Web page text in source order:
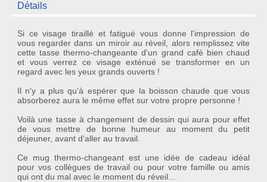
Détails
Si ce visage tiraillé et fatigué vous donne l'impression de
vous regarder dans un miroir au réveil, alors remplissez vite
cettetasse thermo-changeante d'un grand café bien chaud
et vous verrez ce visage exténué se transformer en un
regard avec les yeux grands ouverts !
Il n'y a plus qu'à espérer que la boisson chaude que vous
absorberez aura le même effet sur votre propre personne !
Voilà une tasse à changement de dessin qui aura pour effet
de vous mettre de bonne humeur au moment du petit
déjeuner, avant d'aller au travail.
Ce mug thermo-changeantest une idée decadeau idéal
pour vos collègues de travail ou pour votre famille ou amis
qui ont du mal avec le moment du réveil...